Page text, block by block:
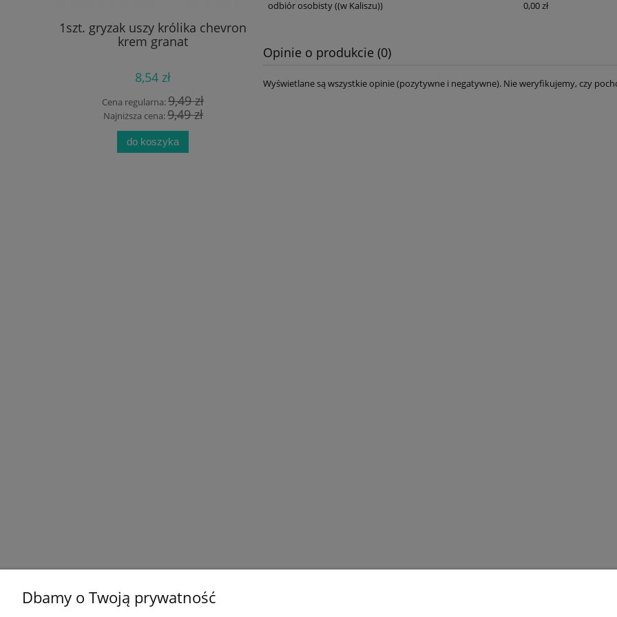
1szt. gryzak uszy królika chevron
krem granat
8,54 zł
Cena regularna:9,49 zł
Najniższa cena:9,49 zł
do koszyka
36,00 zł 12,78 zł
odbiór osobisty((w Kaliszu)) 0,00 zł
Opinie o produkcie (0)
Wyświetlane są wszystkie opinie (pozytywne i negatywne). Nie weryfikujemy, czy
Dbamy o Twoją prywatność